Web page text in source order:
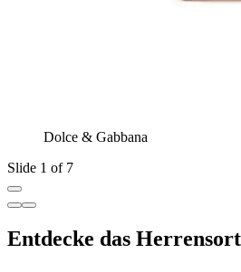
Dolce & Gabbana
Slide 1 of 7
Entdecke das